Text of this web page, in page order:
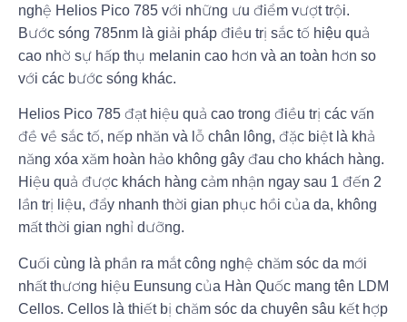
nghệ Helios Pico 785 với những ưu điểm vượt trội.
Bước sóng 785nm là giải pháp điều trị sắc tố hiệu quả
cao nhờ sự hấp thụ melanin cao hơn và an toàn hơn so
với các bước sóng khác.
Helios Pico 785 đạt hiệu quả cao trong điều trị các vấn
đề về sắc tố, nếp nhăn và lỗ chân lông, đặc biệt là khả
năng xóa xăm hoàn hảo không gây đau cho khách hàng.
Hiệu quả được khách hàng cảm nhận ngay sau 1 đến 2
lần trị liệu, đẩy nhanh thời gian phục hồi của da, không
mất thời gian nghỉ dưỡng.
Cuối cùng là phần ra mắt công nghệ chăm sóc da mới
nhất thương hiệu Eunsung của Hàn Quốc mang tên LDM
Cellos. Cellos là thiết bị chăm sóc da chuyên sâu kết hợp